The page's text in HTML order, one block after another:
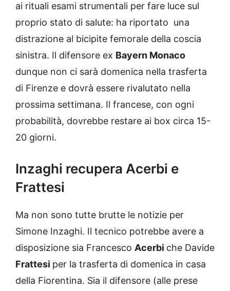
ai rituali esami strumentali per fare luce sul
proprio stato di salute: ha riportato una
distrazione al bicipite femorale della coscia
sinistra. Il difensore ex Bayern Monaco
dunque non ci sarà domenica nella trasferta
di Firenze e dovrà essere rivalutato nella
prossima settimana. Il francese, con ogni
probabilità, dovrebbe restare ai box circa 15-
20 giorni.
Inzaghi recupera Acerbi e
Frattesi
Ma non sono tutte brutte le notizie per
Simone Inzaghi. Il tecnico potrebbe avere a
disposizione sia Francesco Acerbi che Davide
Frattesi per la trasferta di domenica in casa
della Fiorentina. Sia il difensore (alle prese